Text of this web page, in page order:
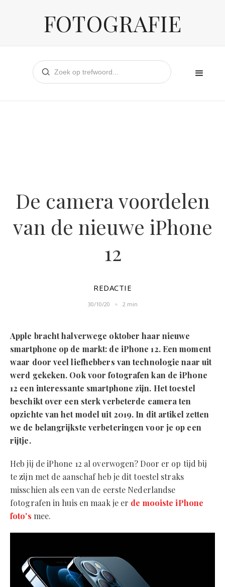
FOTOGRAFIE
De camera voordelen
van de nieuwe iPhone
12
REDACTIE
30/10/20 2 min
Apple bracht halverwege oktober haar nieuwe
smartphone op de markt: de iPhone 12. Een moment
waar door veel liefhebbers van technologie naar uit
werd gekeken. Ook voor fotografen kan de iPhone
12 een interessante smartphone zijn. Het toestel
beschikt over een sterk verbeterde camera ten
opzichte van het model uit 2019. In dit artikel zetten
we de belangrijkste verbeteringen voor je op een
rijtje.
Heb jij de iPhone 12 al overwogen? Door er op tijd bij
te zijn met de aanschaf heb je dit toestel straks
misschien als een van de eerste Nederlandse
fotografen in huis en maak je er de mooiste iPhone
foto's mee.